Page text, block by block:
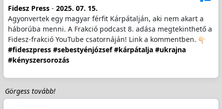
Fidesz Press- 2025. 07. 15.
Agyonvertek egy magyar férfit Kárpátalján, aki nem akart a
háborúba menni. A Frakció podcast 8. adása megtekinthető a
Fidesz-frakció YouTube csatornáján! Link a kommentben.
#fideszpress #sebestyénjózsef #kárpátalja #ukrajna
#kényszersorozás
Görgess tovább!